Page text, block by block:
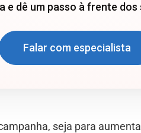
e dê um passo à frente
Falar com especialista
seja para